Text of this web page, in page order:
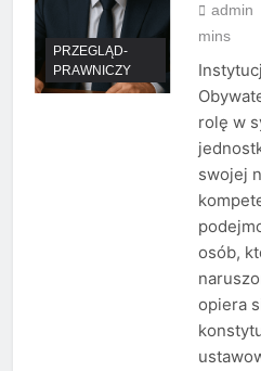
PRZEGLĄD-
PRAWNICZY
admin
mins
rolę w
swojej
osób,
opiera